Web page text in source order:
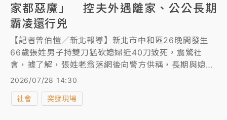
家都惡魔」 控夫外遇離家、公公長期
霸凌還行兇
【記者曾伯愷／新北報導】新北市中和區26晚間發生
66歲張姓男子持雙刀猛砍媳婦近40刀致死，震驚社
會，據了解，張姓老翁落網後向警方供稱，長期與媳婦
不睦積怨已久，加上近期媳婦跟兒子鬧離婚，才會氣憤
殺人。新北地檢署昨複訊後，依殺人、毀損屍體等罪向
法院聲請羈押禁見獲准。不過一名自稱死者閨密兼同事
2026/07/28 14:30
社會 突發現場